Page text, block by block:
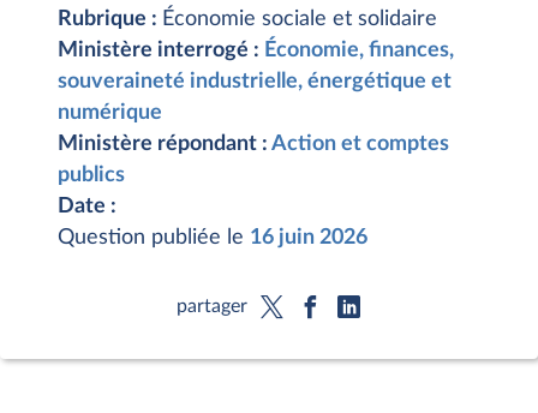
Rubrique : Économie sociale et solidaire
Ministère interrogé : Économie, finances,
souveraineté industrielle, énergétique et
numérique
Ministère répondant : Action et comptes
publics
Date :
Question publiée le 16 juin 2026
partager